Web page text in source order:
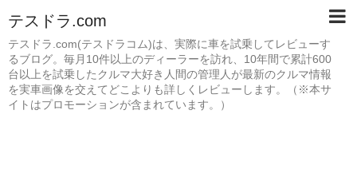
テスドラ.com
テスドラ.com(テスドラコム)は、実際に車を試乗してレビューす
るブログ。毎月10件以上のディーラーを訪れ、10年間で累計600
台以上を試乗したクルマ大好き人間の管理人が最新のクルマ情報
を実車画像を交えてどこよりも詳しくレビューします。（※本サ
イトはプロモーションが含まれています。）